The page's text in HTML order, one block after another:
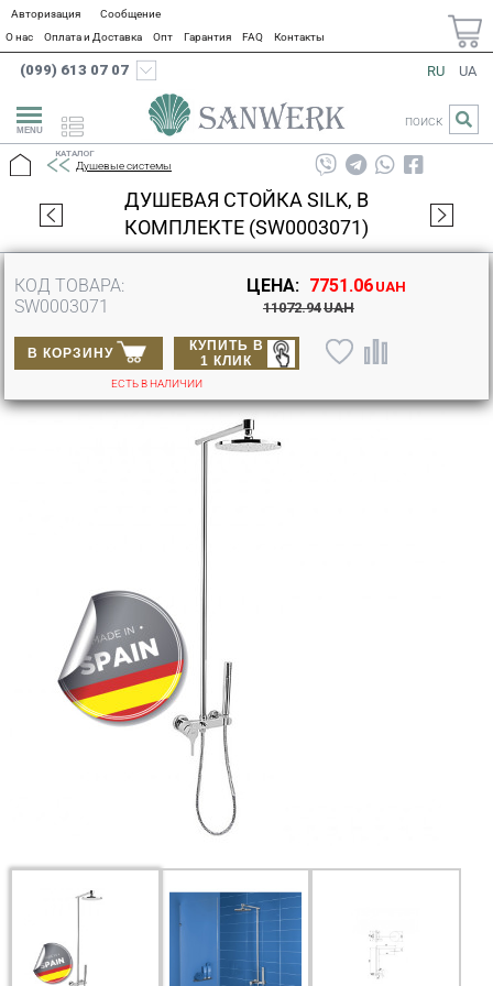
Авторизация
Сообщение
О нас
Оплата и Доставка Опт Гарантия FAQ Контакты
(099) 613 07 07
КАТАЛОГ
RU UA
ПОИСК
Душевые системы
ДУШЕВАЯ СТОЙКА SILK, В
КОМПЛЕКТЕ (SW0003071)
КОД ТОВАРА:
SW0003071
ЦЕНА: 7751.06 UAH
11072.94UAH
В КОРЗИНУ
КУПИТЬ В
1 КЛИК
ЕСТЬ В НАЛИЧИИ